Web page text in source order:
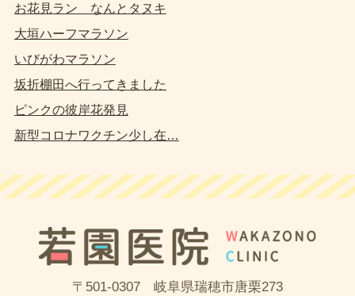
お花見ラン なんとタヌキ
大垣ハーフマラソン
いびがわマラソン
坂折棚田へ行ってきました
ピンクの彼岸花発見
新型コロナワクチン少し在…
〒501-0307 岐阜県瑞穂市唐栗273